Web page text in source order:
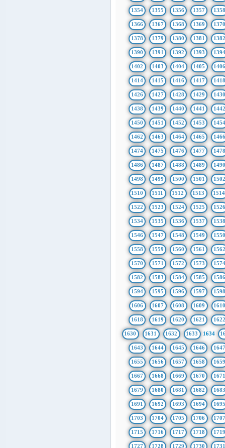
1354 1355 1356 1357 1358
1366 1367 1368 1369 1370
1378 1379 1380 1381 1382
1390 1391 1392 1393 1394
1402 1403 1404 1405
1414 1415 1416 1417 1418
1426 1427 1428 1429 1430
1438 1439 1440 1441 1442
1450 1451 1452 1453 1454
1462 1463 1464 1465 1466
1474 1475 1476 1477 1478
1486 1487 1488 1489 1490
1498 1499 1500 1501 1502
1510 1511 1512 1513 1514
1522 1523 1524 1525 1526
1534 1535 1536 1537 1538
1546 1547 1548 1549 1550
1558 1559 1560 1561 1562
1570 1571 1572 1573 1574
1582 1583 1584 1585 1586
1594 1595 1596 1597 1598
1606 1607 1608 1609
1618 1619 1620 1621 1622
1630 1631 1632 1633 1634
1643 1644 1645 1646 1647
1655 1656 1657 1658 1659
1667 1668 1669 1670 1671
1679 1680 1681 1682 1683
1691 1692 1693 1694 1695
1703 1704 1705 1706
1715 1716 1717 1718 1719
1727 1728 1729 1730 1731